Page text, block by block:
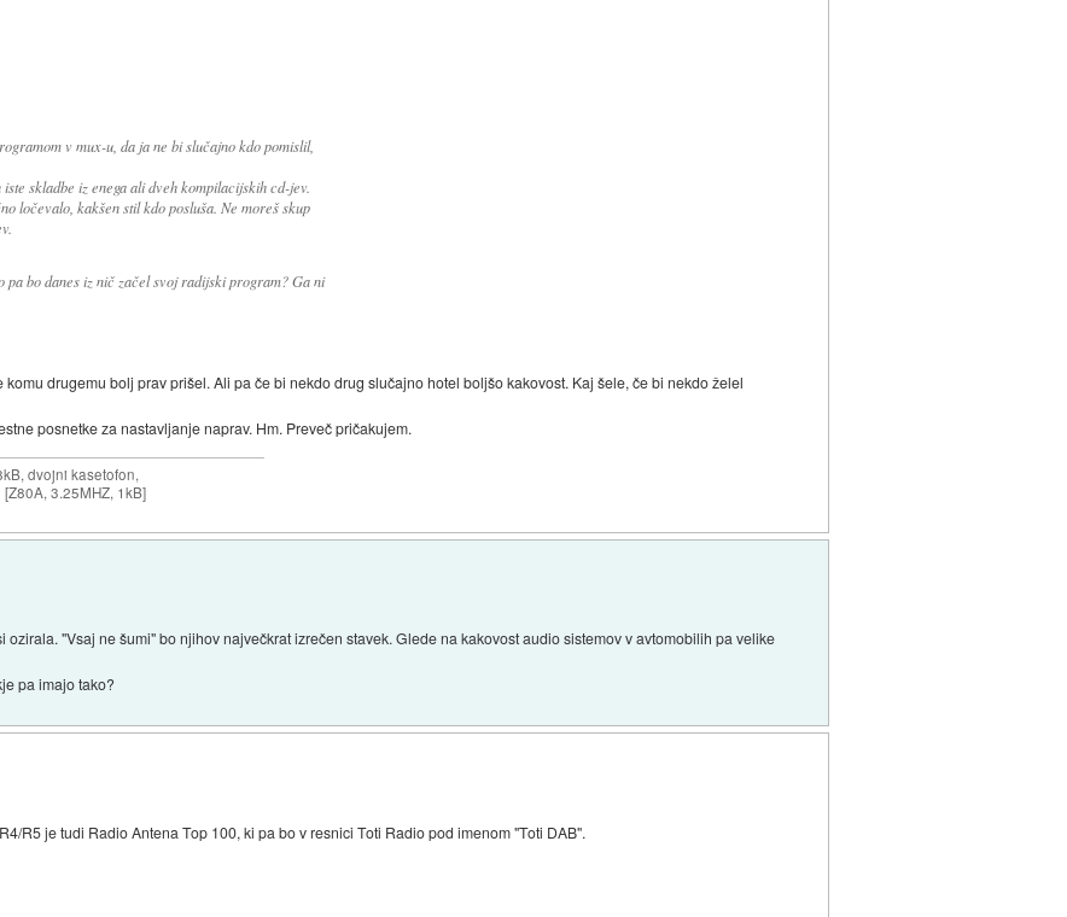
v mux-u, da ja ne bi slučajno kdo pomislil,
skladbe iz enega ali dveh kompilacijskih cd-jev.
ločevalo, kakšen stil kdo posluša. Ne moreš skup
bo danes iz nič začel svoj radijski program? Ga ni
drugemu bolj prav prišel. Ali pa če bi nekdo drug slučajno hotel boljšo kakovost. Kaj šele, če bi nekdo želel
posnetke za nastavljanje naprav. Hm. Preveč pričakujem.
dvojni kasetofon,
3.25MHZ, 1kB]
"Vsaj ne šumi" bo njihov največkrat izrečen stavek. Glede na kakovost audio sistemov v avtomobilih pa velike
pa imajo tako?
R5 je tudi Radio Antena Top 100, ki pa bo v resnici Toti Radio pod imenom "Toti DAB".